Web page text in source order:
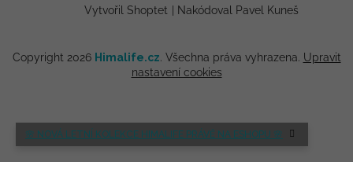
🌸 NOVÁ LETNÍ KOLEKCE HIMALIFE PRÁVĚ NA ESHOPU 🌸
Vytvořil Shoptet Nakódoval Pavel Kuneš
Copyright 2026 Himalife.cz. Všechna práva vyhrazena. Upravit
nastavení cookies